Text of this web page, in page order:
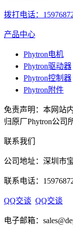
拨打电话：
产品中心
Phytron电机
Phytron驱动器
Phytron控制器
Phytron附件
免责声明：本网站
归原厂Phytron公司
联系我们
公司地址：深圳市
联系电话：
QQ交谈 QQ交谈
电子邮箱：